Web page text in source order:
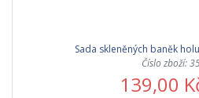
Sada skleněných baněk
Číslo zboží:
139,00